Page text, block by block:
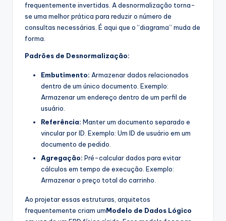
frequentemente invertidas. A desnormalização torna-
se uma melhor prática para reduzir o número de
consultas necessárias. É aqui que o “diagrama” muda de
forma.
Padrões de Desnormalização:
Embutimento: Armazenar dados relacionados
dentro de um único documento. Exemplo:
Armazenar um endereço dentro de um perfil de
usuário.
Referência: Manter um documento separado e
vincular por ID. Exemplo: Um ID de usuário em um
documento de pedido.
Agregação: Pré-calcular dados para evitar
cálculos em tempo de execução. Exemplo:
Armazenar o preço total do carrinho.
Ao projetar essas estruturas, arquitetos
frequentemente criam umModelo de Dados Lógico